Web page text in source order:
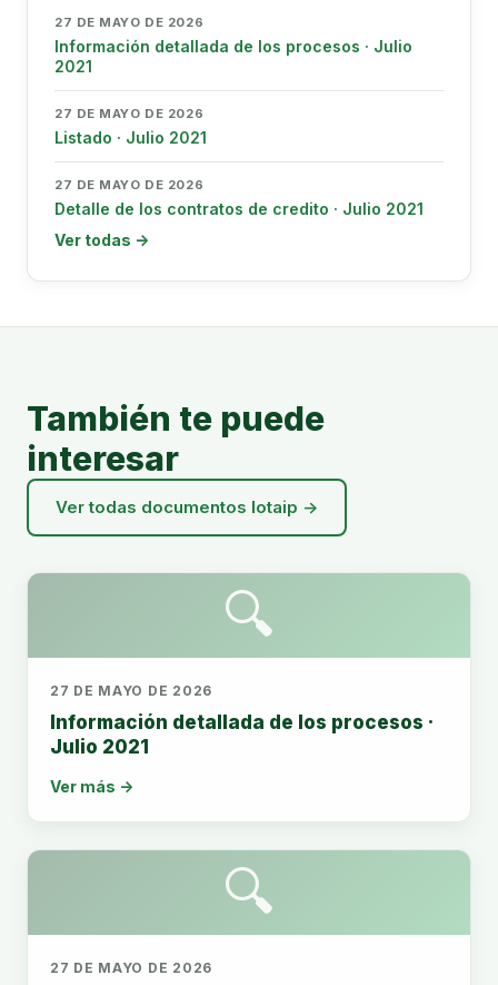
27 DE MAYO DE 2026
Información detallada de los procesos · Julio
2021
27 DE MAYO DE 2026
Listado · Julio 2021
27 DE MAYO DE 2026
Detalle de los contratos de credito · Julio 2021
Ver todas →
También te puede
interesar
Ver todas documentos lotaip →
🔍
27 DE MAYO DE 2026
Información detallada de los procesos ·
Julio 2021
Ver más →
🔍
27 DE MAYO DE 2026